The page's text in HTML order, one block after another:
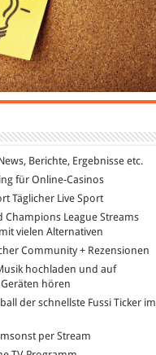
Berichte, Ergebnisse etc.
für Online-Casinos
Täglicher Live Sport
Champions League Streams
vielen Alternativen
Community + Rezensionen
hochladen und auf
hören
der schnellste Fussi Ticker im
per Stream